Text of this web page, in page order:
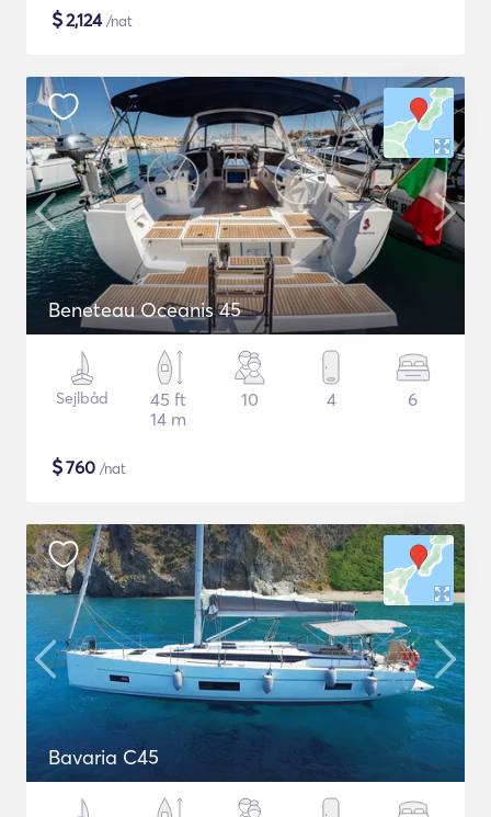
$2,124/nat
Beneteau Oceanis 45
Sejlbåd
45 ft
14 m
10 4 6
$760 /nat
Bavaria C45